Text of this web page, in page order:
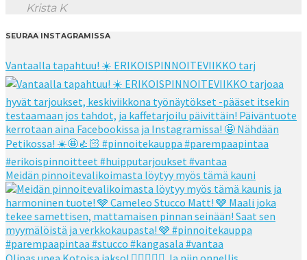
Krista K
SEURAA INSTAGRAMISSA
Vantaalla tapahtuu! ☀️ ERIKOISPINNOITEVIIKKO tarj
Meidän pinnoitevalikoimasta löytyy myös tämä kauni